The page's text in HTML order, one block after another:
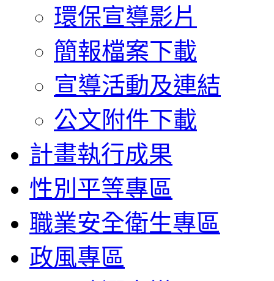
環保宣導影片
簡報檔案下載
宣導活動及連結
公文附件下載
計畫執行成果
性別平等專區
職業安全衛生專區
政風專區